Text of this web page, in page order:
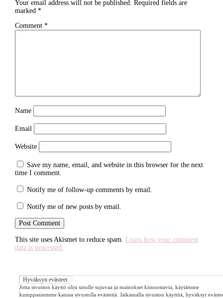
Your email address will not be published. Required fields are
marked *
Comment *
Name
Email
Website
Save my name, email, and website in this browser for the next
time I comment.
Notify me of follow-up comments by email.
Notify me of new posts by email.
This site uses Akismet to reduce spam. Learn how your comment
data is processed.
Jotta sivuston käyttö olisi sinulle sujuvaa ja mainokset kiinnostavia, käytämme
kumppaniemme kanssa sivustolla evästeitä. Jatkamalla sivuston käyttöä, hyväksyt